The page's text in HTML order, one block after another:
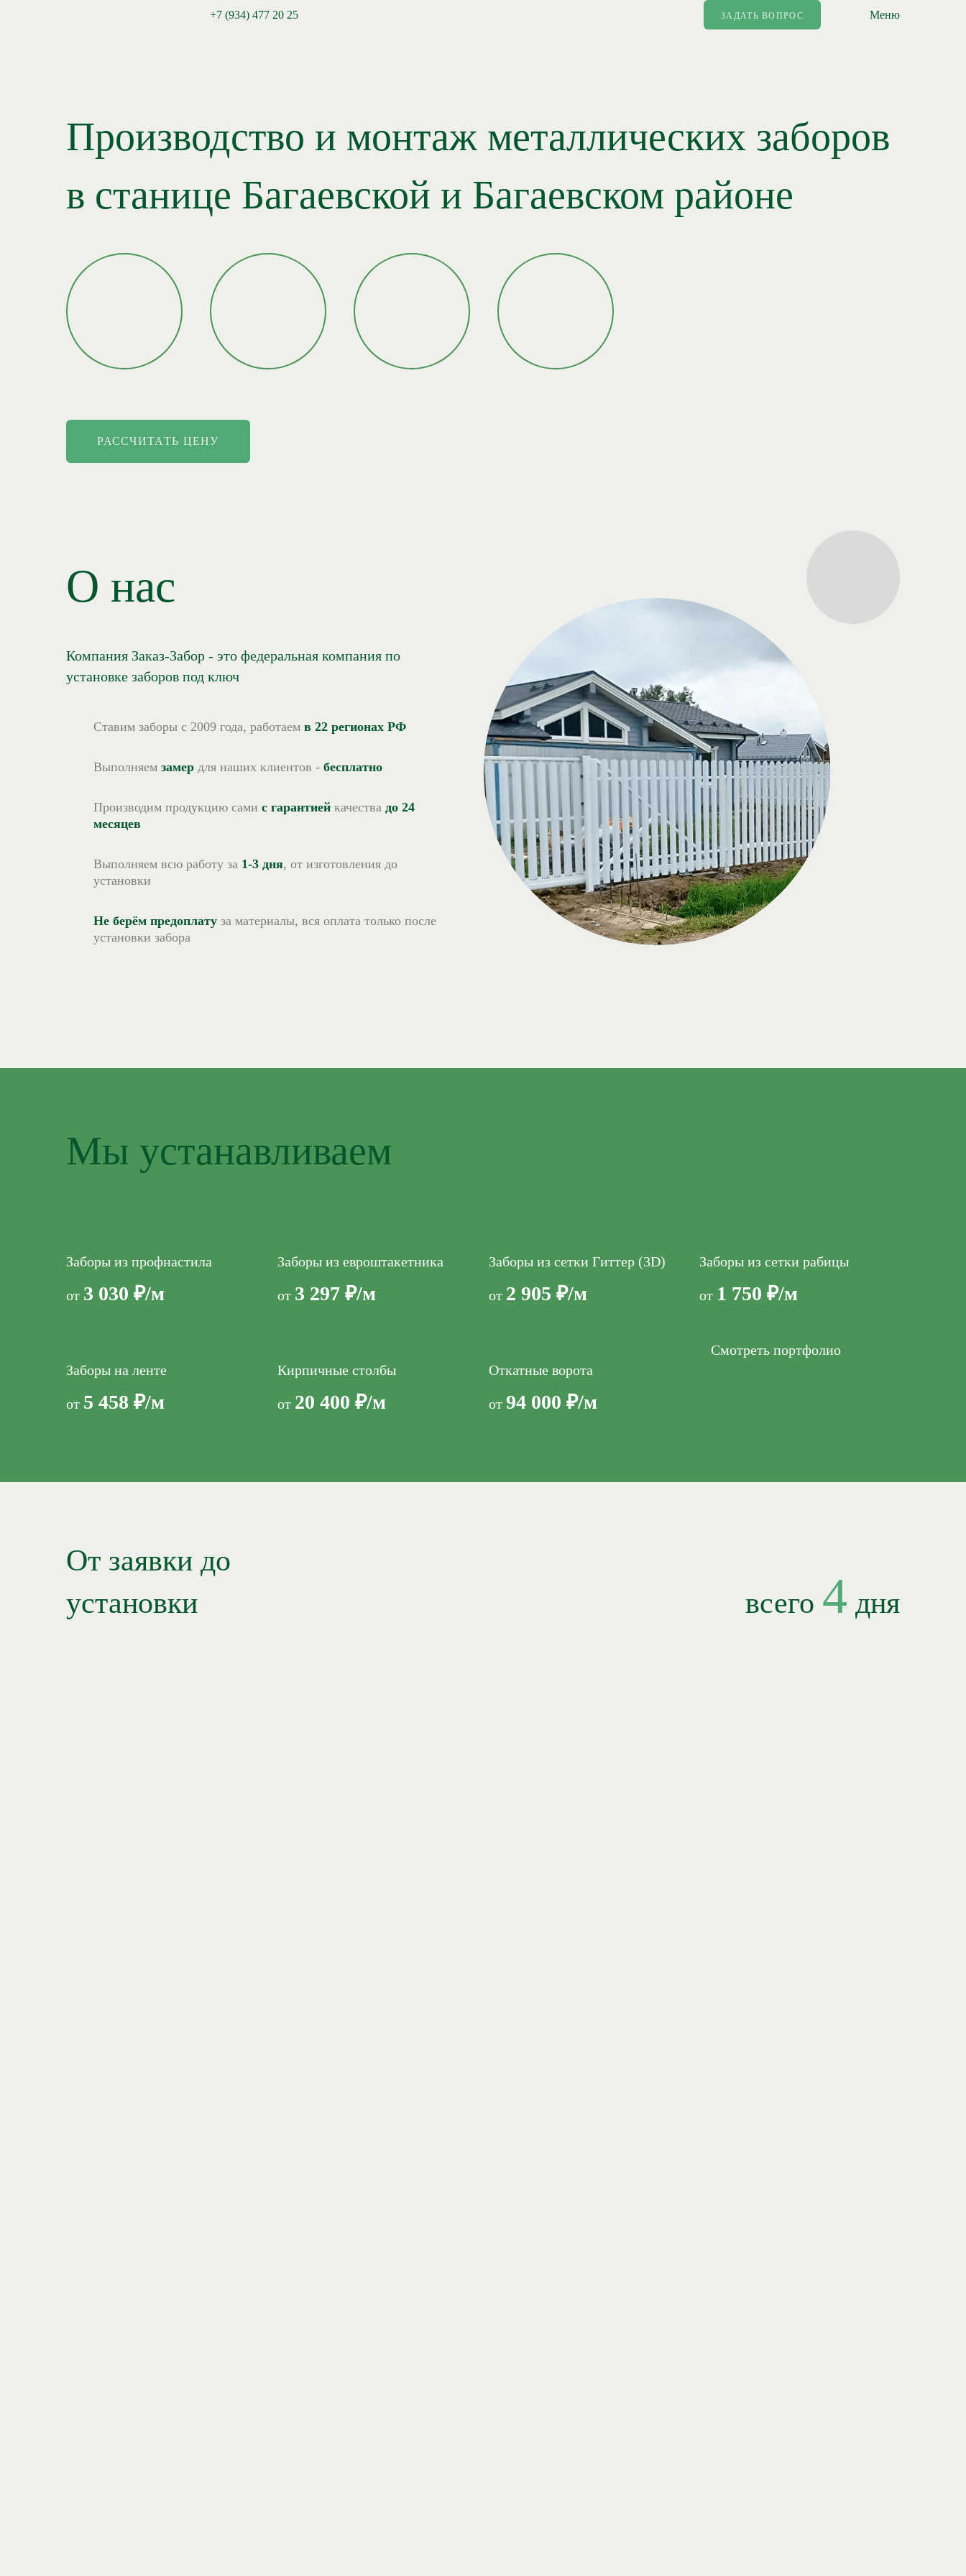
+7 (934) 477 20 25 ЗАДАТЬ ВОПРОС Меню
Производство и монтаж металлических заборов
в станице Багаевской и Багаевском районе
РАССЧИТАТЬ ЦЕНУ
О нас
Компания Заказ-Забор - это федеральная компания по
установке заборов под ключ
Ставим заборы с 2009 года, работаем в 22 регионах РФ
Выполняем замер для наших клиентов - бесплатно
Производим продукцию сами с гарантией качества до 24
месяцев
Выполняем всю работу за 1-3 дня, от изготовления до
установки
Не берём предоплату за материалы, вся оплата только после
установки забора
Мы устанавливаем
Заборы из профнастила
от 3 030 ₽/м
Заборы из евроштакетника
от 3 297 ₽/м
Заборы из сетки Гиттер (3D)
от 2 905 ₽/м
Заборы из сетки рабицы
от 1 750 ₽/м
Заборы на ленте
от 5 458 ₽/м
Кирпичные столбы
от 20 400 ₽/м
Откатные ворота
от 94 000 ₽/м
Смотреть портфолио
От заявки до
установки
всего 4 дня